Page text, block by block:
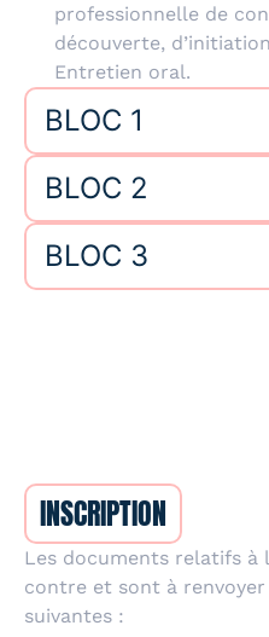
professionnelle de
découverte,
Entretien oral.
BLOC 1
BLOC 2
BLOC 3
INSCRIPTION
Les documents relatifs à
contre et sont à
suivantes :